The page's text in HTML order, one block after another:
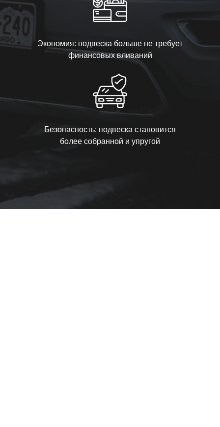
Экономия: подвеска больше не требует
финансовых вливаний
Безопасность: подвеска становится
более собранной и упругой